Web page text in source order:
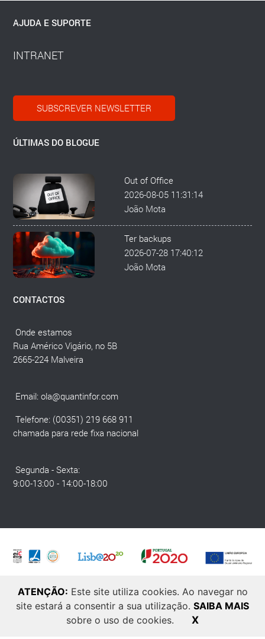
ATENÇÃO: Este site utiliza cookies. Ao navegar no
site estará a consentir a sua utilização. SAIBA MAIS
sobre o uso de cookies.
X
AJUDA E SUPORTE
INTRANET
SUBSCREVER NEWSLETTER
ÚLTIMAS DO BLOGUE
Out of Office
2026-08-05 11:31:14
João Mota
Ter backups
2026-07-28 17:40:12
João Mota
CONTACTOS
Onde estamos
Rua Américo Vigário, no 5B
2665-224 Malveira
Email:ola@quantinfor.com
Telefone: (00351) 219 668 911
chamada para rede fixa nacional
Segunda - Sexta:
9:00-13:00 - 14:00-18:00
© 2025 Quantinfor. Todos os direitos reservados. Developed by